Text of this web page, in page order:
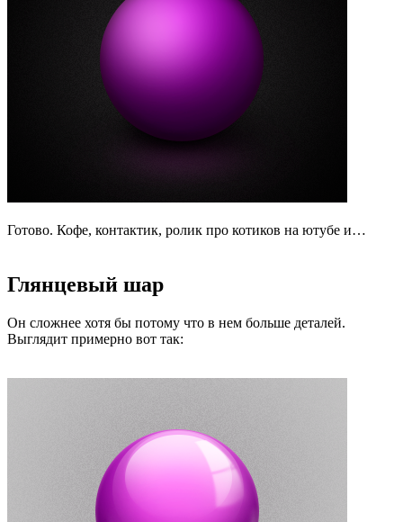
Готово. Кофе, контактик, ролик про котиков на ютубе и…
Глянцевый шар
Он сложнее хотя бы потому что в нем больше деталей.
Выглядит примерно вот так: